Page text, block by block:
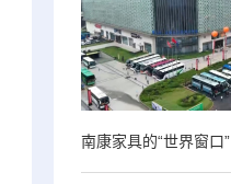
南康家具的“世界窗口”